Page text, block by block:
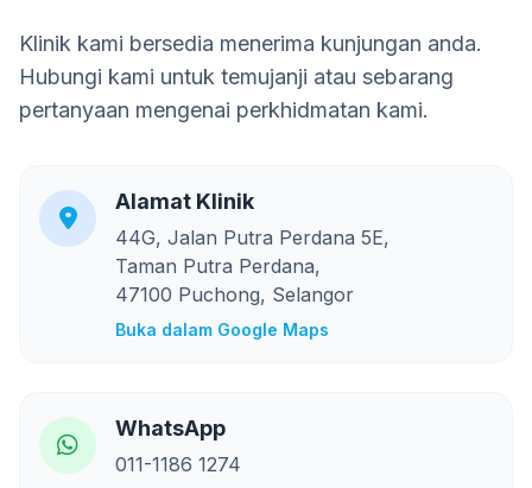
Klinik kami bersedia menerima kunjungan anda.
Hubungi kami untuk temujanji atau sebarang
pertanyaan mengenai perkhidmatan kami.
Alamat Klinik
44G, Jalan Putra Perdana 5E,
Taman Putra Perdana,
47100 Puchong, Selangor
Buka dalam Google Maps
WhatsApp
011-1186 1274